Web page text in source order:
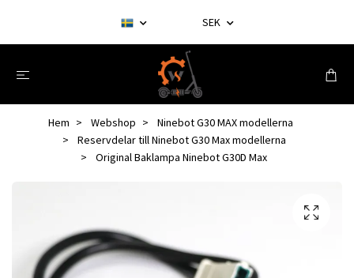
SEK
Hem Webshop
Ninebot G30 MAX modellerna
Reservdelar till Ninebot G30 Max modellerna
Original Baklampa Ninebot G30D Max